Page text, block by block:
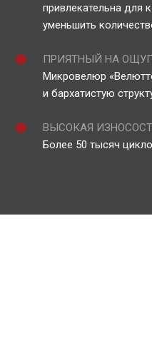
привлекательна для
уменьшить
ПРИЯТНЫЙ НА
Микровелюр
и бархатистую
ВЫСОКАЯ
Более 50 тысяч